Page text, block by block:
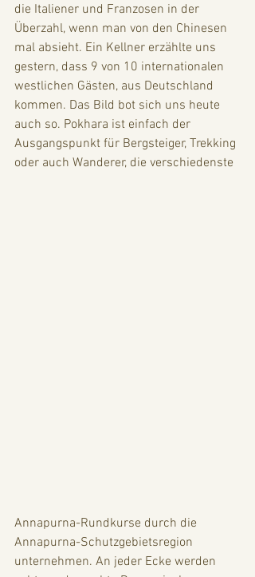
die Italiener und Franzosen in der
Überzahl, wenn man von den Chinesen
mal absieht. Ein Kellner erzählte uns
gestern, dass 9 von 10 internationalen
westlichen Gästen, aus Deutschland
kommen. Das Bild bot sich uns heute
auch so. Pokhara ist einfach der
Ausgangspunkt für Bergsteiger, Trekking
oder auch Wanderer, die verschiedenste
Annapurna-Rundkurse durch die
Annapurna-Schutzgebietsregion
unternehmen. An jeder Ecke werden